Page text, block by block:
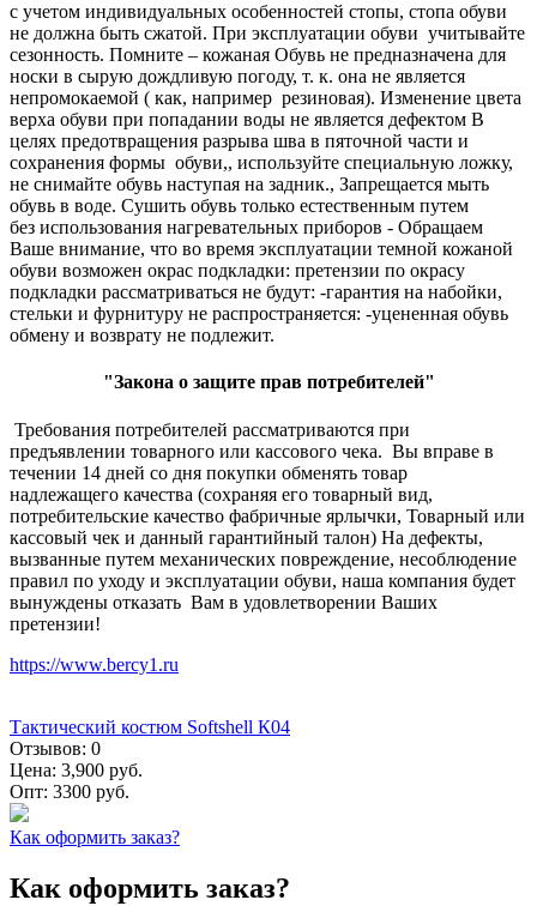
с учетом индивидуальных особенностей стопы, стопа обуви
не должна быть сжатой. При эксплуатации обуви учитывайте
сезонность. Помните – кожаная Обувь не предназначена для
носки в сырую дождливую погоду, т. к. она не является
непромокаемой ( как, например резиновая). Изменение цвета
верха обуви при попадании воды не является дефектом В
целях предотвращения разрыва шва в пяточной части и
сохранения формы обуви,, используйте специальную ложку,
не снимайте обувь наступая на задник., Запрещается мыть
обувь в воде. Сушить обувь только естественным путем
без использования нагревательных приборов - Обращаем
Ваше внимание, что во время эксплуатации темной кожаной
обуви возможен окрас подкладки: претензии по окрасу
подкладки рассматриваться не будут: -гарантия на набойки,
стельки и фурнитуру не распространяется: -уцененная обувь
обмену и возврату не подлежит.
"Закона о защите прав потребителей"
Требования потребителей рассматриваются при
предъявлении товарного или кассового чека. Вы вправе в
течении 14 дней со дня покупки обменять товар
надлежащего качества (сохраняя его товарный вид,
потребительские качество фабричные ярлычки, Товарный или
кассовый чек и данный гарантийный талон) На дефекты,
вызванные путем механических повреждение, несоблюдение
правил по уходу и эксплуатации обуви, наша компания будет
вынуждены отказать Вам в удовлетворении Ваших
претензии!
https://www.bercy1.ru
Тактический костюм Softshell К04
Отзывов: 0
Цена: 3,900 руб.
Опт: 3300 руб.
Как оформить заказ?
Как оформить заказ?